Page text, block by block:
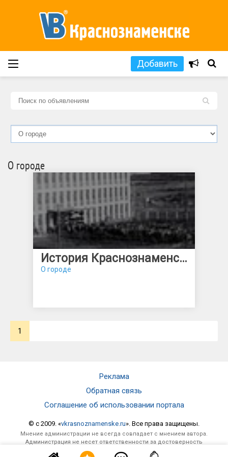
Добавить
L
О городе
История Краснознаменска
О городе
1
Реклама
Обратная связь
Соглашение об использовании портала
© c 2009. «vkrasnoznamenske.ru». Все права защищены.
Мнение администрации не всегда совпадает с мнением автора.
Администрация не несет ответственности за достоверность
опубликованной информации и за отзывы, оставленные